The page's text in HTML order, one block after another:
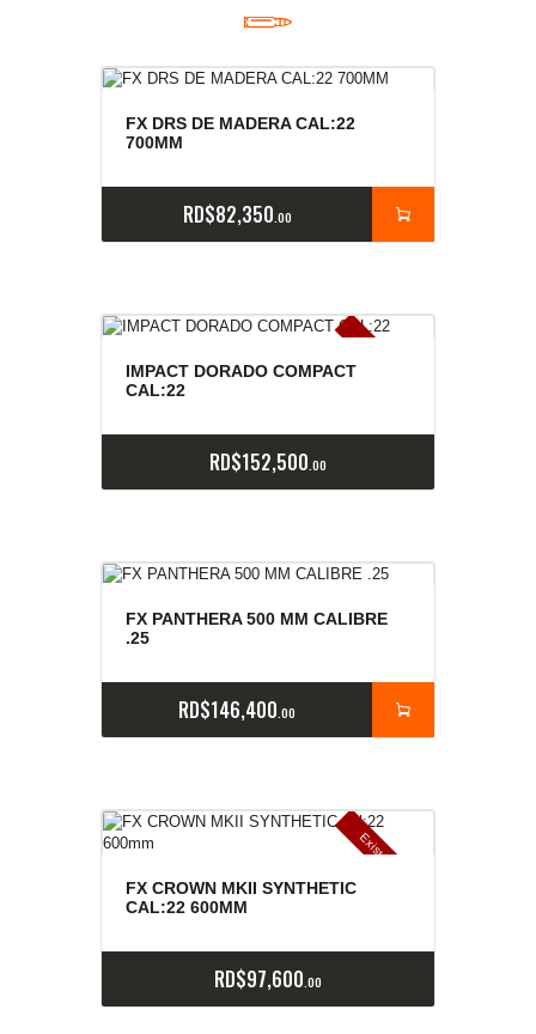
FX DRS DE MADERA CAL:22
700MM
RD$82,350 00
e
a
s
IMPACT DORADO COMPACT
CAL:22
RD$152,500 00
FX PANTHERA 500 MM CALIBRE
.25
RD$146,400 00
E
x
is
t
en
c
ia
s
ag
o
t
a
d
a
s
FX CROWN MKII SYNTHETIC
CAL:22 600MM
RD$97,600 00